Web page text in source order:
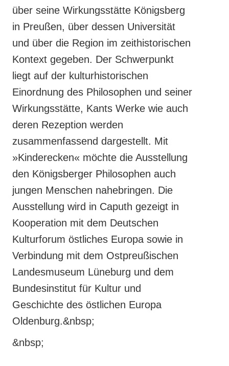
über seine Wirkungsstätte Königsberg
in Preußen, über dessen Universität
und über die Region im zeithistorischen
Kontext gegeben. Der Schwerpunkt
liegt auf der kulturhistorischen
Einordnung des Philosophen und seiner
Wirkungsstätte, Kants Werke wie auch
deren Rezeption werden
zusammenfassend dargestellt. Mit
»Kinderecken« möchte die Ausstellung
den Königsberger Philosophen auch
jungen Menschen nahebringen. Die
Ausstellung wird in Caputh gezeigt in
Kooperation mit dem Deutschen
Kulturforum östliches Europa sowie in
Verbindung mit dem Ostpreußischen
Landesmuseum Lüneburg und dem
Bundesinstitut für Kultur und
Geschichte des östlichen Europa
Oldenburg.&nbsp;
&nbsp;